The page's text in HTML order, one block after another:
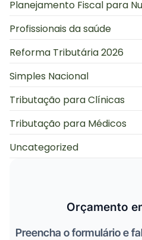
Planejamento Fiscal para
Profissionais da saúde
Reforma Tributária 2026
Simples Nacional
Tributação para Clínicas
Tributação para Médicos
Uncategorized
Orçamento
Preencha o formulário e